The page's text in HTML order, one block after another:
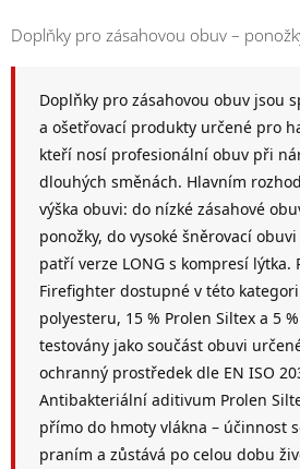
d
a
í
p
r
v
k
v
ý
p
s
u
Doplňky pro zásahovou obuv –
Doplňky pro zásahovou obuv jsou
a ošetřovací produkty určené pro
kteří nosí profesionální obuv při
dlouhých směnách. Hlavním
výška obuvi: do nízké zásahové
ponožky, do vysoké šněrovací
patří verze LONG s kompresí lýtka.
Firefighter dostupné v této
polyesteru, 15 % Prolen Siltex a 5
testovány jako součást obuvi
ochranný prostředek dle EN ISO
Antibakteriální aditivum Prolen
přímo do hmoty vlákna – účinnost
praním a zůstává po celou dobu